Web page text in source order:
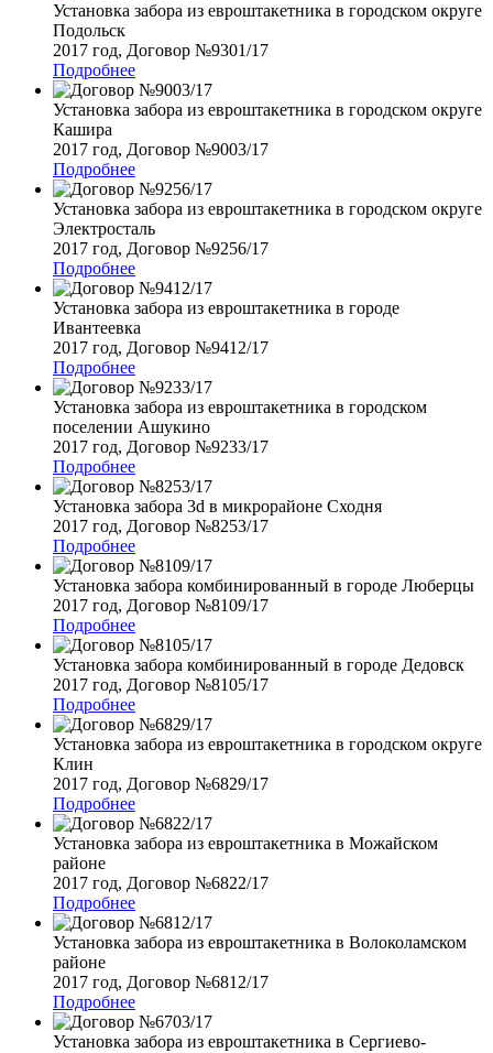
Установка забора из евроштакетника в городском округе
Подольск
2017 год, Договор №9301/17
Подробнее
Установка забора из евроштакетника в городском округе
Кашира
2017 год, Договор №9003/17
Подробнее
Установка забора из евроштакетника в городском округе
Электросталь
2017 год, Договор №9256/17
Подробнее
Установка забора из евроштакетника в городе
Ивантеевка
2017 год, Договор №9412/17
Подробнее
Установка забора из евроштакетника в городском
поселении Ашукино
2017 год, Договор №9233/17
Подробнее
Установка забора 3d в микрорайоне Сходня
2017 год, Договор №8253/17
Подробнее
Установка забора комбинированный в городе Люберцы
2017 год, Договор №8109/17
Подробнее
Установка забора комбинированный в городе Дедовск
2017 год, Договор №8105/17
Подробнее
Установка забора из евроштакетника в городском округе
Клин
2017 год, Договор №6829/17
Подробнее
Установка забора из евроштакетника в Можайском
районе
2017 год, Договор №6822/17
Подробнее
Установка забора из евроштакетника в Волоколамском
районе
2017 год, Договор №6812/17
Подробнее
Установка забора из евроштакетника в Сергиево-